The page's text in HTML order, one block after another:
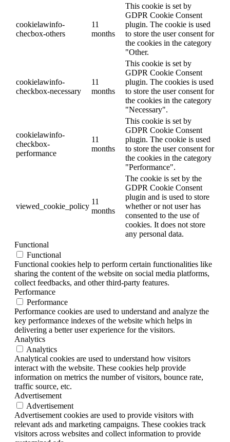
cookielawinfo-
checbox-others
11
months
This cookie is set by
GDPR Cookie Consent
plugin. The cookie is used
to store the user consent for
the cookies in the category
"Other.
cookielawinfo-
checkbox-necessary
11
months
This cookie is set by
GDPR Cookie Consent
plugin. The cookies is used
to store the user consent for
the cookies in the category
"Necessary".
cookielawinfo-
checkbox-
performance
11
months
This cookie is set by
GDPR Cookie Consent
plugin. The cookie is used
to store the user consent for
the cookies in the category
"Performance".
viewed_cookie_policy
11
months
The cookie is set by the
GDPR Cookie Consent
plugin and is used to store
whether or not user has
consented to the use of
cookies. It does not store
any personal data.
Functional
Functional
Functional cookies help to perform certain functionalities like
sharing the content of the website on social media platforms,
collect feedbacks, and other third-party features.
Performance
Performance
Performance cookies are used to understand and analyze the
key performance indexes of the website which helps in
delivering a better user experience for the visitors.
Analytics
Analytics
Analytical cookies are used to understand how visitors
interact with the website. These cookies help provide
information on metrics the number of visitors, bounce rate,
traffic source, etc.
Advertisement
Advertisement
Advertisement cookies are used to provide visitors with
relevant ads and marketing campaigns. These cookies track
visitors across websites and collect information to provide